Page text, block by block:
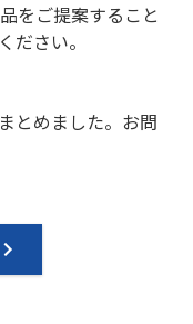
をご提案すること
ださい。
とめました。お問